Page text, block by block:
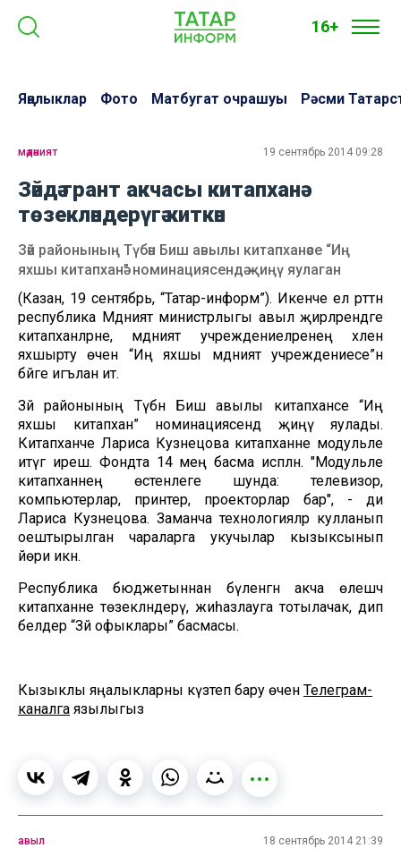
16+
Яңалыклар Фото Матбугат очрашуы Рәсми
мәдәният 19 сентябрь 2014 09:28
Зәйдә грант акчасы китапханә
төзекләндерүгә киткән
Зәй районының Түбән Биш авылы китапханәсе “Иң
яхшы китапханә” номинациясендә җиңү яулаган
(Казан, 19 сентябрь, “Татар-информ”). Икенче ел рәттән
республика Мәдәният министрлыгы авыл җирләрендәге
китапханәләрне, мәдәният учреждениеләренең хәлен
яхшырту өчен “Иң яхшы мәдәният учреждениесе”нә
бәйге игълан итә.
Зәй районының Түбән Биш авылы китапханәсе “Иң
яхшы китапханә” номинациясендә җиңү яулады.
Китапханәче Лариса Кузнецова китапханәне модульле
итүгә ирешә. Фондта 14 мең басма исәпләнә. "Модульле
китапханәнең өстенлеге шунда: телевизор,
компьютерлар, принтер, проекторлар бар", - ди
Лариса Кузнецова. Заманча технологияләр кулланып
оештырылган чараларга укучылар кызыксынып
йөри икән.
Республика бюджетыннан бүленгән акча өлешчә
китапханәне төзекләндерү, жиһазлауга тотылачак, дип
белдерә “Зәй офыклары” басмасы.
Кызыклы яңалыкларны күзәтеп бару өчен Телеграм-
каналга язылыгыз
авыл 18 сентябрь 2014 21:39